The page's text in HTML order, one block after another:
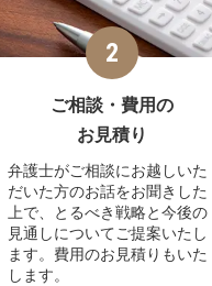
ご相談・費用の
お見積り
弁護士がご相談にお越しいた
だいた方のお話をお聞きした
上で、とるべき戦略と今後の
見通しについてご提案いたし
ます。費用のお見積りもいた
します。